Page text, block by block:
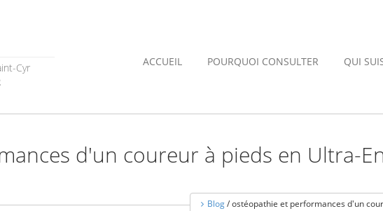
Cyr
ACCUEIL POURQUOI CONSULTER QUI
d'un coureur à pieds en Ultra-
Blog/ ostéopathie et performances d'un